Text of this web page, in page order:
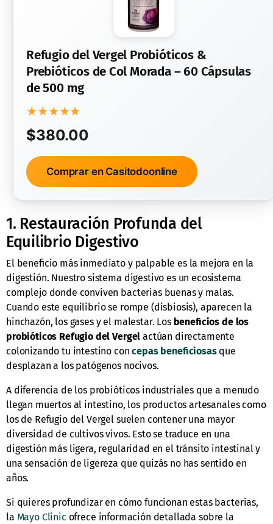
Refugio del Vergel Probióticos &
Prebióticos de Col Morada – 60 Cápsulas
de 500 mg
★★★★★
$380.00
Comprar en Casitodoonline
1. Restauración Profunda del
Equilibrio Digestivo
El beneficio más inmediato y palpable es la mejora en la
digestión. Nuestro sistema digestivo es un ecosistema
complejo donde conviven bacterias buenas y malas.
Cuando este equilibrio se rompe (disbiosis), aparecen la
hinchazón, los gases y el malestar. Los beneficios de los
probióticos Refugio del Vergel actúan directamente
colonizando tu intestino concepas beneficiosasque
desplazan a los patógenos nocivos.
A diferencia de los probióticos industriales que a menudo
llegan muertos al intestino, los productos artesanales como
los de Refugio del Vergel suelen contener una mayor
diversidad de cultivos vivos. Esto se traduce en una
digestión más ligera, regularidad en el tránsito intestinal y
una sensación de ligereza que quizás no has sentido en
años.
Si quieres profundizar en cómo funcionan estas bacterias,
la Mayo Clinic ofrece información detallada sobre la